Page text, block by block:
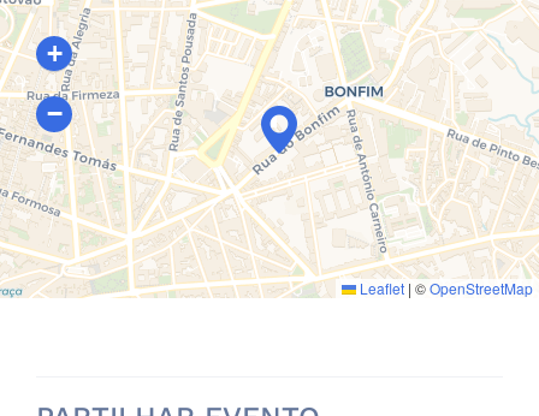
+
−
Leaflet | ©OpenStreetMap